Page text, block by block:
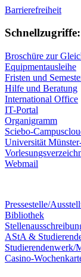
Barrierefreiheit
Schnellzugriffe:
Broschüre zur
Equipmentausleihe
Fristen und
Hilfe und Beratung
International Office
IT-Portal
Organigramm
Sciebo-
Universität
Webmail
Pressestelle/
Bibliothek
AStA &
Studierendenwerk/
Casino-